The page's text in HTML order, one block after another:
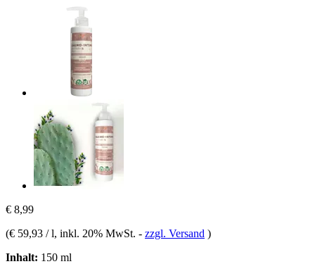
€ 8,99
(€ 59,93 / l, inkl. 20% MwSt. - zzgl. Versand )
Inhalt: 150 ml